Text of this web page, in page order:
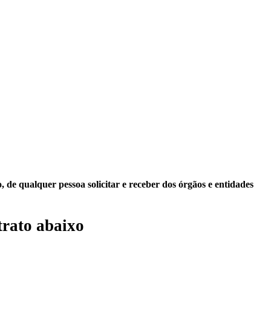
qualquer pessoa solicitar e receber dos órgãos e entidades
abaixo